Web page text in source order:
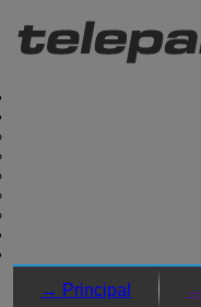
→ Principal →